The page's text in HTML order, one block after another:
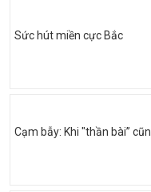
Sức hút miền cực Bắc
Cạm bẫy: Khi "thần bài”